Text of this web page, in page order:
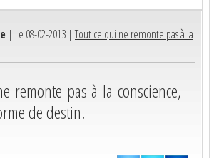
| Le 08-02-2013 |Tout ce qui ne remonte pas à la
remonte pas à la conscience,
de destin.